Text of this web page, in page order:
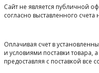
Сайт не является публичной
согласно выставленного счета
Оплачивая счет в
и условиями поставки товара,
предоставляя с поставкой все